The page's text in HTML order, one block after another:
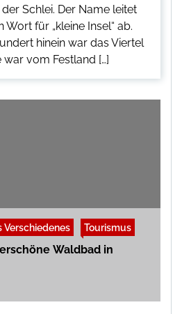
Schlei. Der Name leitet
für „kleine Insel“ ab.
hinein war das Viertel
war vom Festland […]
Verschiedenes Tourismus
Waldbad in